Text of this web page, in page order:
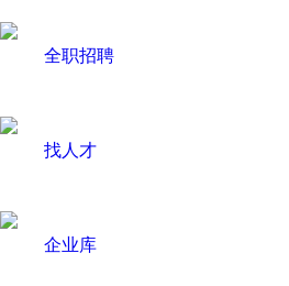
全职招聘
找人才
企业库